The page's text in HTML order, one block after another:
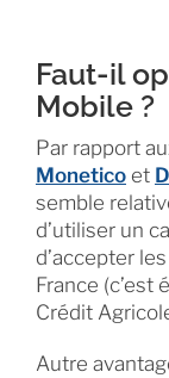
Faut-il
Mobile ?
Par rapport
Moneticoet
semble
d’utiliser un
d’accepter
France (c’est
Crédit
Autre